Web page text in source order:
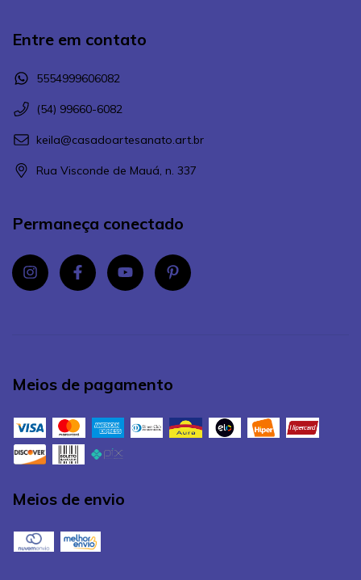
Entre em contato
5554999606082
(54) 99660-6082
keila@casadoartesanato.art.br
Rua Visconde de Mauá, n. 337
Permaneça conectado
Meios de pagamento
Meios de envio